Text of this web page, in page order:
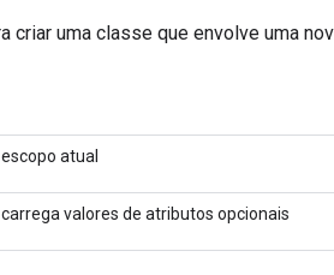
criar uma classe que envolve uma
escopo atual
carrega valores de atributos opcionais